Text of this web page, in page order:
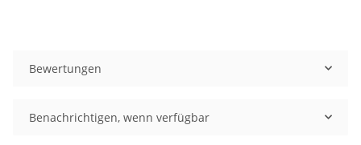
Bewertungen
Benachrichtigen, wenn verfügbar